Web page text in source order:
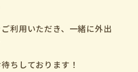
利用いただき、一緒に外出
ちしております！